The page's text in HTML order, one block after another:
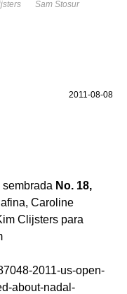
Sam Stosur
2011-08-08
No. 18,
Caroline
Clijsters para
2011-us-open-
about-nadal-